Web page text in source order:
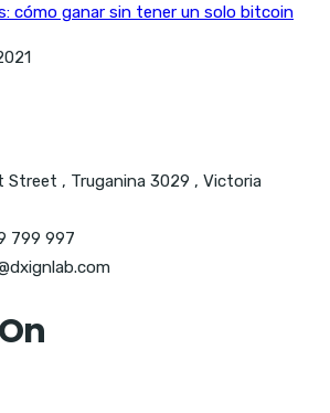
cómo ganar sin tener un solo bitcoin
Street , Truganina 3029 , Victoria
799 997